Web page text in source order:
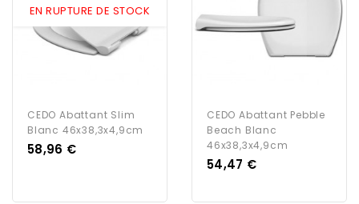
EN RUPTURE DE STOCK
CEDO Abattant Slim
Blanc 46x38,3x4,9cm
Prix
58,96 €
CEDO Abattant Pebble
Beach Blanc
46x38,3x4,9cm
Prix
54,47 €